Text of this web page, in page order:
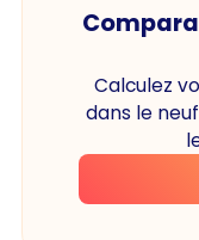
Calculez
dans le